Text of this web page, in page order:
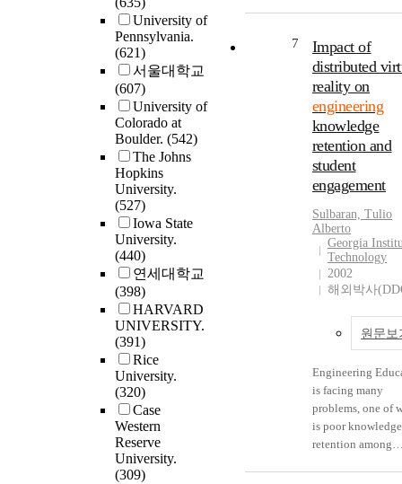
University of
Pennsylvania.
(621)
서울대학교
(607)
University of
Colorado at
Boulder. (542)
The Johns
Hopkins
University.
(527)
Iowa State
University.
(440)
연세대학교
(398)
HARVARD
UNIVERSITY.
(391)
Rice
University.
(320)
Case
Western
Reserve
University.
(309)
experts and
the different
spaces are
engineering
Expert
designers use
differently in their
solution space
designers. Expert
engineering
rely on within-
analogies,
domain analogies,
heuristics, and
engineering
In engineering
role in the
space of expert
designers while
designers tend to
more planning in
years on legal
profession.
students
the engineering
profession
internships and
engineering
and rarely
socially
aspirations that
accomplished
engineering. More
often, those
who desired to
disadvantaged
their engineering
left engineering.
choice to leave
combination of an
unsupportive
disinterest in their
classes, and a
combine their
and professional
deviant, or
5 engineering
engineering
this dissertation
recruited through
national survey
asked K-5
teachers to self-
survey, nine
completed
style, one-on-one
interviews. One
participant’s data
qualitative
methods
Critical Incident
Technique (CIT).
comparison
what each analysis
method afforded
respect to teacher
focused primarily
student
learning
Since 2000,
the wider service-
learning field has
investigating
partnerships and
community voice.
existing service-
learning
study aims to
understand
university
community
academic
the served
This study
three research
(1) Why are
and local
7
Impact of
distributed
reality on
engineering
knowledge
retention and
student
engagement
Sulbaran, Tulio
Alberto
Georgia
Technology
2002
해외박사
원문보
Engineering
is facing many
problems, one of
is poor knowledge
retention among